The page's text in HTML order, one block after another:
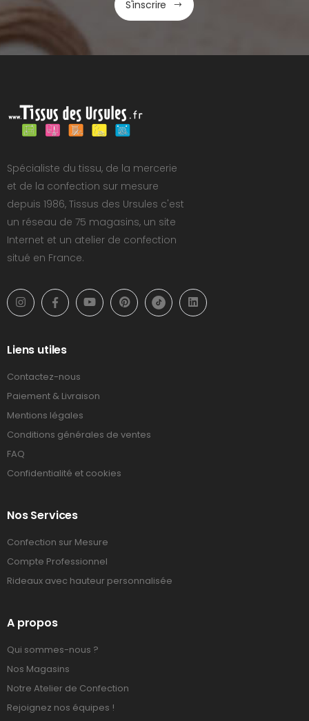
S'inscrire
Spécialiste du tissu, de la mercerie
et de la confection sur mesure
depuis 1986, Tissus des Ursules c'est
un réseau de 75 magasins, un site
Internet et un atelier de confection
situé en France.
Liens utiles
Contactez-nous
Paiement & Livraison
Mentions légales
Conditions générales de ventes
FAQ
Confidentialité et cookies
Nos Services
Confection sur Mesure
Compte Professionnel
Rideaux avec hauteur personnalisée
A propos
Qui sommes-nous ?
Nos Magasins
Notre Atelier de Confection
Rejoignez nos équipes !